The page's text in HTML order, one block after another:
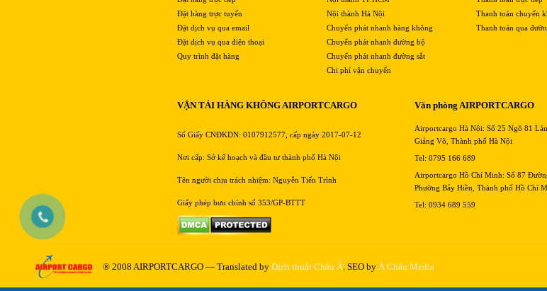
Đặt hàng trực tuyến
Đặt dịch vụ qua email
Đặt dịch vụ qua điện thoại
Quy trình đặt hàng
Nội thành Hà Nội
Chuyển phát nhanh hàng không
Chuyển phát nhanh đường bộ
Chuyển phát nhanh đường sắt
Chi phí vận chuyển
Thanh toán chuyển
Thanh toán qua
VẬN TẢI HÀNG KHÔNG AIRPORTCARGO
Số Giấy CNĐKDN: 0107912577, cấp ngày 2017-07-12
Nơi cấp: Sở kế hoạch và đầu tư thành phố Hà Nội
Tên người chịu trách nhiệm: Nguyễn Tiến Trình
Giấy phép bưu chính số 353/GP-BTTT
Văn phòng AIRPORTCARGO
Airportcargo Hà Nội: Số 25 Ngõ 81
Giảng Võ, Thành phố Hà Nội
Tel: 0795 166 689
Airportcargo Hồ Chí Minh: Số 87
Phường Bảy Hiền, Thành phố Hồ Chí
Tel: 0934 689 559
® 2008 AIRPORTCARGO — Translated by Dịch thuật Châu Á. SEO by Á Châu Media